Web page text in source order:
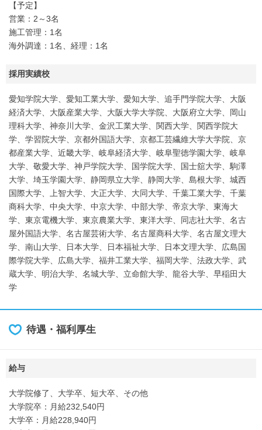
【予定】
営業：2～3名
施工管理：1名
海外調達：1名、経理：1名
採用実績校
愛知学院大学、愛知工業大学、愛知大学、追手門学院大学、大阪
経済大学、大阪産業大学、大阪大学大学院、大阪府立大学、岡山
理科大学、神奈川大学、金沢工業大学、関西大学、関西学院大
学、学習院大学、京都外国語大学、京都工芸繊維大学大学院、京
都産業大学、近畿大学、岐阜経済大学、岐阜聖徳学園大学、岐阜
大学、敬愛大学、神戸学院大学、国学院大学、国士舘大学、駒澤
大学、埼玉学園大学、静岡県立大学、静岡大学、島根大学、城西
国際大学、上智大学、大正大学、大同大学、千葉工業大学、千葉
商科大学、中央大学、中京大学、中部大学、帝京大学、東海大
学、東京電機大学、東京農業大学、東洋大学、同志社大学、名古
屋外国語大学、名古屋芸術大学、名古屋商科大学、名古屋文理大
学、南山大学、日本大学、日本福祉大学、日本文理大学、広島国
際学院大学、広島大学、福井工業大学、福岡大学、法政大学、武
蔵大学、明治大学、名城大学、立命館大学、龍谷大学、早稲田大
学
待遇・福利厚生
給与
大学院修了、大学卒、短大卒、その他
大学院卒：月給232,540円
大学卒：月給228,940円